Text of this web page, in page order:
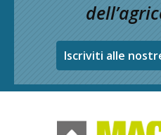
Iscriviti alle